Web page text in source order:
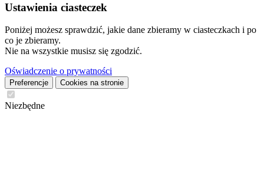
Ustawienia ciasteczek
Poniżej możesz sprawdzić, jakie dane zbieramy w ciasteczkach i po
co je zbieramy.
Nie na wszystkie musisz się zgodzić.
Oświadczenie o prywatności
Preferencje Cookies na stronie
Niezbędne